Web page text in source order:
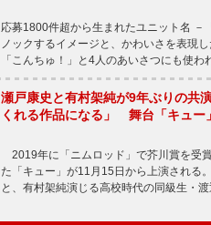
応募1800件超から生まれたユニット名
ノックするイメージと、かわいさを表現
「こんちゅ！」と4人のあいさつにも使
瀬戸康史と有村架純が9年ぶりの共
くれる作品になる」 舞台「キュー
2019年に「ニムロッド」で芥川賞を受
た「キュー」が11月15日から上演される
と、有村架純演じる高校時代の同級生・